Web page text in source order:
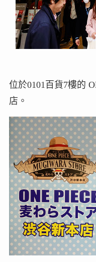
位於0101百貨7樓的
店。